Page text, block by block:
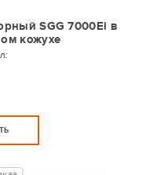
SGG 7000Ei в
кожухе